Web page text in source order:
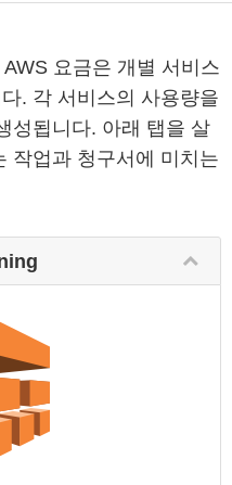
AWS 요금은 개별 서비스
. 각 서비스의 사용량을
성됩니다. 아래 탭을 살
작업과 청구서에 미치는